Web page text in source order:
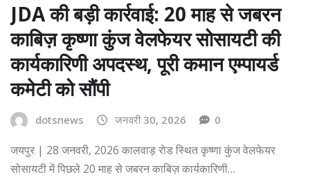
JDA की बड़ी कार्रवाई: 20 माह से जबरन
काबिज़ कृष्णा कुंज वेलफेयर सोसायटी की
कार्यकारिणी अपदस्थ, पूरी कमान एम्पायर्ड
कमेटी को सौंपी
dotsnews जनवरी 30, 2026 0
जयपुर | 28 जनवरी, 2026 कालवाड़ रोड स्थित कृष्णा कुंज वेलफेयर
सोसायटी में पिछले 20 माह से जबरन काबिज़ कार्यकारिणी…